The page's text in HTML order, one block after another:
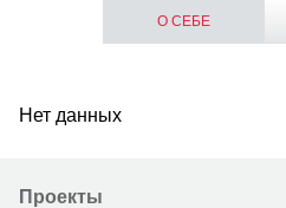
О СЕБЕ
Нет данных
Проекты